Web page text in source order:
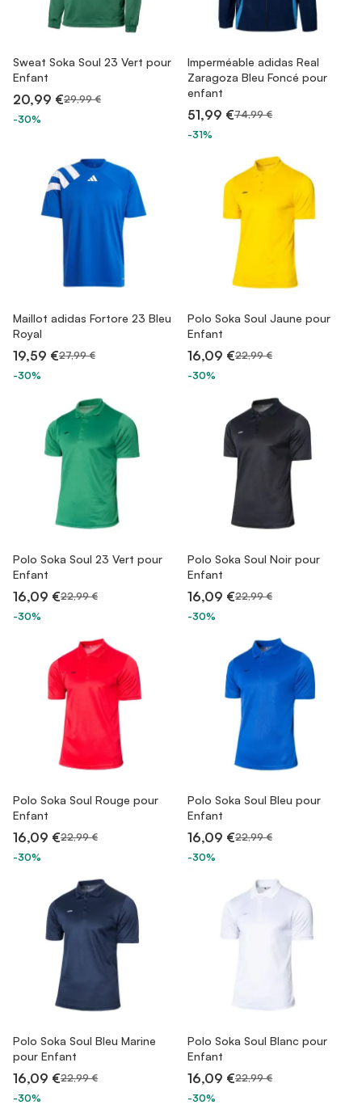
Sweat Soka Soul 23 Vert pour
Enfant
20,99 €29,99 €
-30%
Imperméable adidas Real
Zaragoza Bleu Foncé pour
enfant
51,99 €74,99 €
-31%
Maillot adidas Fortore 23 Bleu
Royal
19,59 €27,99 €
-30%
Polo Soka Soul Jaune pour
Enfant
16,09 €22,99 €
-30%
Polo Soka Soul 23 Vert pour
Enfant
16,09 €22,99 €
-30%
Polo Soka Soul Noir pour
Enfant
16,09 €22,99 €
-30%
Polo Soka Soul Rouge pour
Enfant
16,09 €22,99 €
-30%
Polo Soka Soul Bleu pour
Enfant
16,09 €22,99 €
-30%
Polo Soka Soul Bleu Marine
pour Enfant
16,09 €22,99 €
-30%
Polo Soka Soul Blanc pour
Enfant
16,09 €22,99 €
-30%